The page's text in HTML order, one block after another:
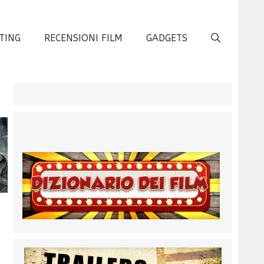
RECENSIONI FILM GADGETS